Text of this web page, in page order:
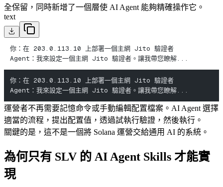
全保留，同時新增了一個層使 AI Agent 能夠精確操作它。
text
你：在 203.0.113.10 上部署一個主網 Jito 驗證者
Agent：我來設定一個主網 Jito 驗證者。讓我帶您瞭解...
你：在 203.0.113.10 上部署一個主網 Jito 驗證者
Agent：我來設定一個主網 Jito 驗證者。讓我帶您瞭解...
運營者不再需要記憶命令或手動編輯配置檔案。AI Agent 選擇
適當的流程，提出配置值，透過試執行驗證，然後執行。
關鍵的是，這不是一個將 Solana 運營交給通用 AI 的系統。
為何只有 SLV 的 AI Agent Skills 才能實
現